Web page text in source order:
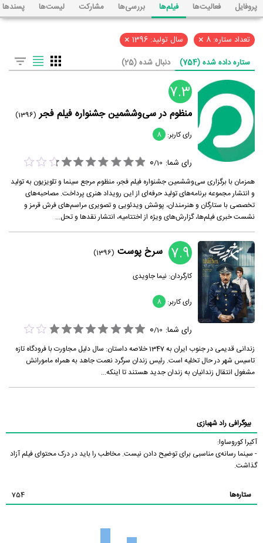
پروفایل فعالیت‌ها فیلم‌ها بررسی‌ها مشارکت لیست‌ها پسند‌ها
تعداد ستاره: 8 × سال تولید: 1396 ×
ستاره داده شده (754) دنبال شده (25)
7.3
منظوم در سی‌و‌ششمین جشنواره فیلم فجر (1396)
رای کاربر: 8
رای شما: 0/10
همزمان با برگزاری سی‌وششمین جشنواره فیلم فجر، منظوم مرجع سینما و تلویزیون به تولید
و انتشار مجمو‌عه برنامه‌های تولید حرفه‌ای از این رویداد هنری پرداخت. مصاحبه‌های
تخصصی با ستارگان و هنرمندان، پوشش ویدئویی و تصویری مراسم‌های فرش قرمز و
نشست خبری فیلم‌ها، گزارش‌های ویژه از اختتامیه، انتشار نقدها و تحل...
7.9 سرخ پوست (1396)
کارگردان:نیما جاویدی
رای کاربر: 8
رای شما: 0/10
زندانی قدیمی در جنوب ایران به 1347 خلاصه داستان: سال دلیل مجاورت با فرودگاه تازه
تاسیس شهر در حال تخلیه است. رئیس زندان سرگرد نعمت جاهد به همراه مامورانش
مشغول انتقال زندانیان به زندان جدید هستند تا اینکه...
بیوگرافی راد شهبازی
آکیرا کوروساوا:
- سینما رسانه‌ی مناسبی برای توضیح دادن نیست. مخاطب را باید در درک محتوای فیلم آزاد
گذاشت.
ستاره‌ها 754